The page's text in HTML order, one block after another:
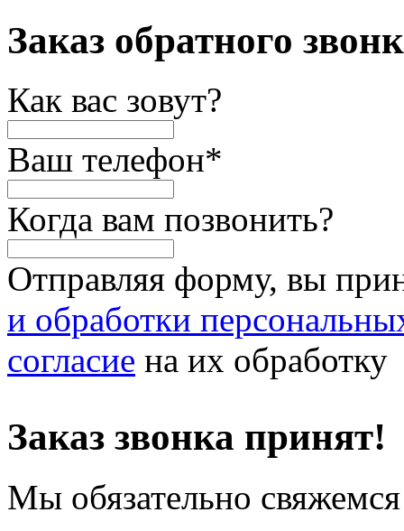
Заказ обратного
Как вас зовут?
Ваш телефон*
Когда вам позвонить?
Отправляя форму, вы
и обработки
согласие на их обработку
Заказ звонка принят!
Мы обязательно